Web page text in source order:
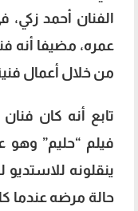
الفنان أحمد
عمره، مضيفا أنه
من خلال أعمال
تابع أنه كان
فيلم “حليم” وهو
ينقلونه
حالة مرضه عندما